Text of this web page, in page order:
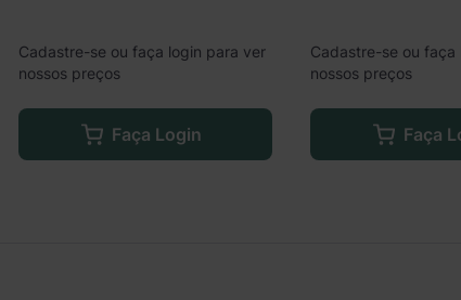
Cadastre-se ou faça login para ver
nossos preços
Faça Login
Cadastre-se ou faça
nossos preços
Faça